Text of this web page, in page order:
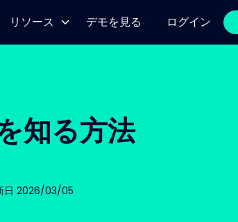
リソース デモを見る ログイン
知る方法
日 2026/03/05